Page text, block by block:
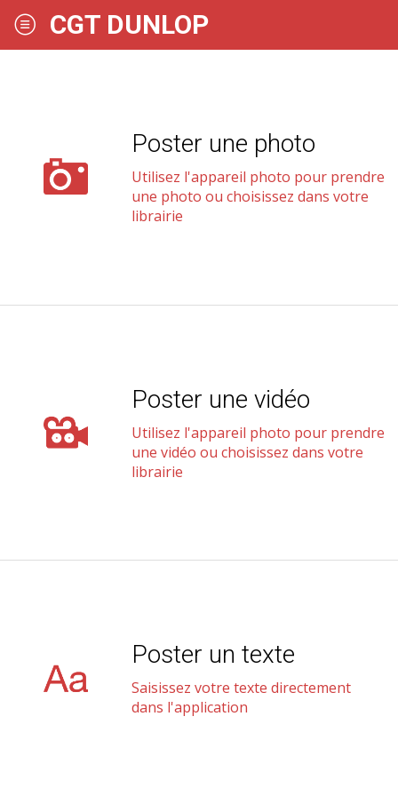
CGT DUNLOP
Poster une photo
Utilisez l'appareil photo pour prendre
une photo ou choisissez dans votre
librairie
Poster une vidéo
Utilisez l'appareil photo pour prendre
une vidéo ou choisissez dans votre
librairie
Poster un texte
Saisissez votre texte directement
dans l'application